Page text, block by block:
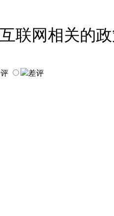
联网相关的
差评